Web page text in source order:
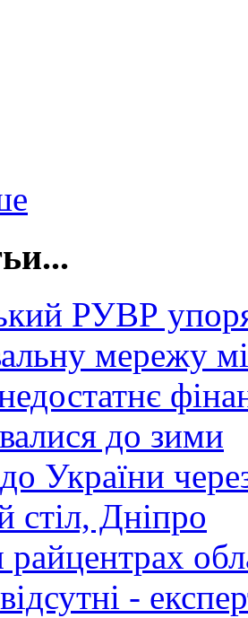
РУВР
мережу
до зими
України
стіл, Дніпро
-